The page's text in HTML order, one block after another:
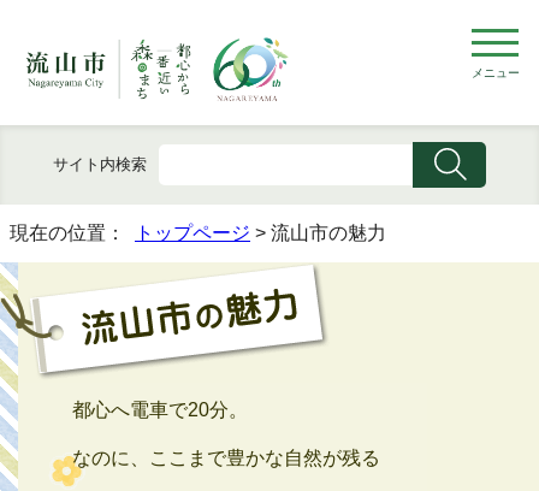
メニュー
サイト内検索
現在の位置： トップページ > 流山市の魅力
都心へ電車で20分。
なのに、ここまで豊かな自然が残る